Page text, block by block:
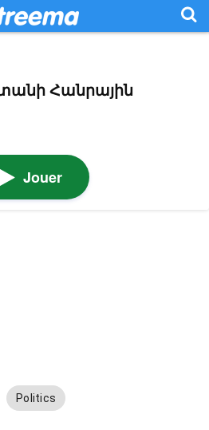
Հանրային
Jouer
Politics